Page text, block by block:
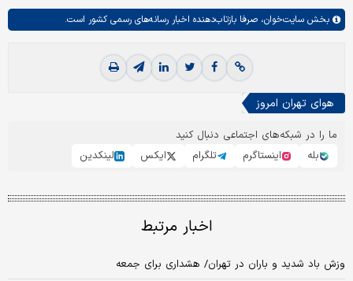
بخش سایت‌خوان، صرفا بازتاب‌دهنده اخبار رسانه‌های رسمی کشور است.
هوای تهران امروز
ما را در شبکه‌های اجتماعی دنبال کنید
بله
اینستاگرم تلگرام ایکس لینکدین
اخبار مرتبط
وزش باد شدید و باران در تهران/ هشداری برای جمعه